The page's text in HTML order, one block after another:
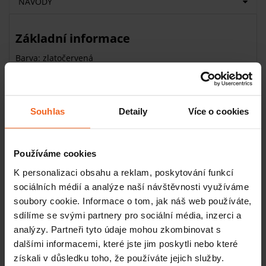
Souhlas Detaily Více o cookies
Používáme cookies
K personalizaci obsahu a reklam, poskytování funkcí
sociálních médií a analýze naší návštěvnosti využíváme
soubory cookie. Informace o tom, jak náš web používáte,
sdílíme se svými partnery pro sociální média, inzerci a
analýzy. Partneři tyto údaje mohou zkombinovat s
dalšími informacemi, které jste jim poskytli nebo které
získali v důsledku toho, že používáte jejich služby.
Základní informace
Barva: zlatočervená
Účinek:silný peeling a mírná detoxikace
Aplikace:břicho
vaše bříško
Jak získáte bříško, které je radost pohladit? Pravidelným
sportem ho zpevníte a zploštíte, ale jakým kouzlem získat
sametově hebkou pokožku? To magické slovíčko zní
„Bolus Gamma.“Díky 100% přírodnímu Rasul bahnu
bohatému na jemný písek s jemným peelingovým účinkem
dokážete s vaší pokožkou opravdové divy. Přidejte k tomu
střední
detoxikační účinek
a hned vám bude jasné, proč